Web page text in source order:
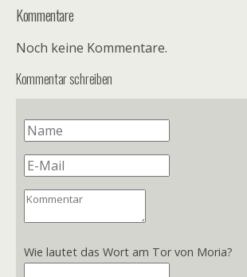
Kommentare
Noch keine Kommentare.
Kommentar schreiben
Wie lautet das Wort am Tor von Moria?